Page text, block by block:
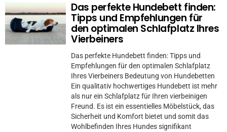
Das perfekte Hundebett finden:
Tipps und Empfehlungen für
den optimalen Schlafplatz Ihres
Vierbeiners
Das perfekte Hundebett finden: Tipps und
Empfehlungen für den optimalen Schlafplatz
Ihres Vierbeiners Bedeutung von Hundebetten
Ein qualitativ hochwertiges Hundebett ist mehr
als nur ein Schlafplatz für Ihren vierbeinigen
Freund. Es ist ein essentielles Möbelstück, das
Sicherheit und Komfort bietet und somit das
Wohlbefinden Ihres Hundes signifikant